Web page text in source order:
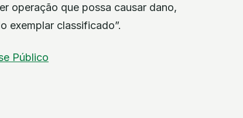
operação que possa causar dano,
exemplar classificado”.
Público